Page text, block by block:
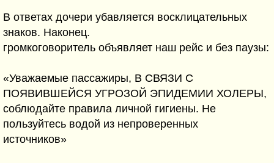
В ответах дочери убавляется восклицательных
знаков. Наконец.
громкоговоритель объявляет наш рейс и без паузы:
«Уважаемые пассажиры, В СВЯЗИ С
ПОЯВИВШЕЙСЯ УГРОЗОЙ ЭПИДЕМИИ ХОЛЕРЫ,
соблюдайте правила личной гигиены. Не
пользуйтесь водой из непроверенных
источников»